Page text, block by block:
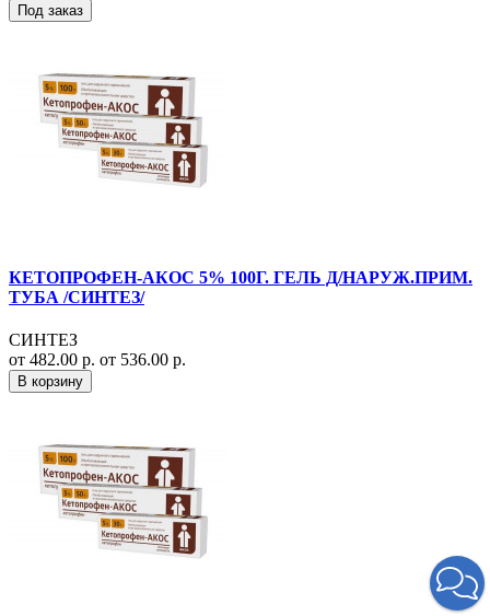
Под заказ
КЕТОПРОФЕН-АКОС 5% 100Г. ГЕЛЬ Д/НАРУЖ.ПРИМ.
ТУБА /СИНТЕЗ/
СИНТЕЗ
от 482.00 р. от 536.00 р.
В корзину